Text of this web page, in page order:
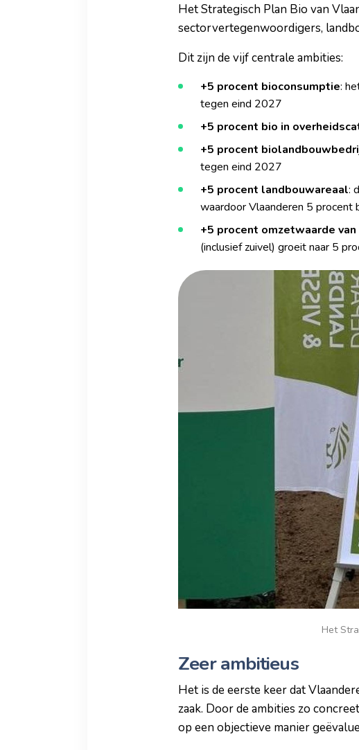
Het Strategisch Plan Bio van
sectorvertegenwoordigers,
Dit zijn de vijf centrale ambities:
+5 procent bioconsumptie:
tegen eind 2027
+5 procent bio in
+5 procent
tegen eind 2027
+5 procent landbouwareaal:
waardoor Vlaanderen 5 procent
+5 procent omzetwaarde
(inclusief zuivel) groeit naar 5
Het
Zeer ambitieus
Het is de eerste keer dat
zaak. Door de ambities zo
op een objectieve manier